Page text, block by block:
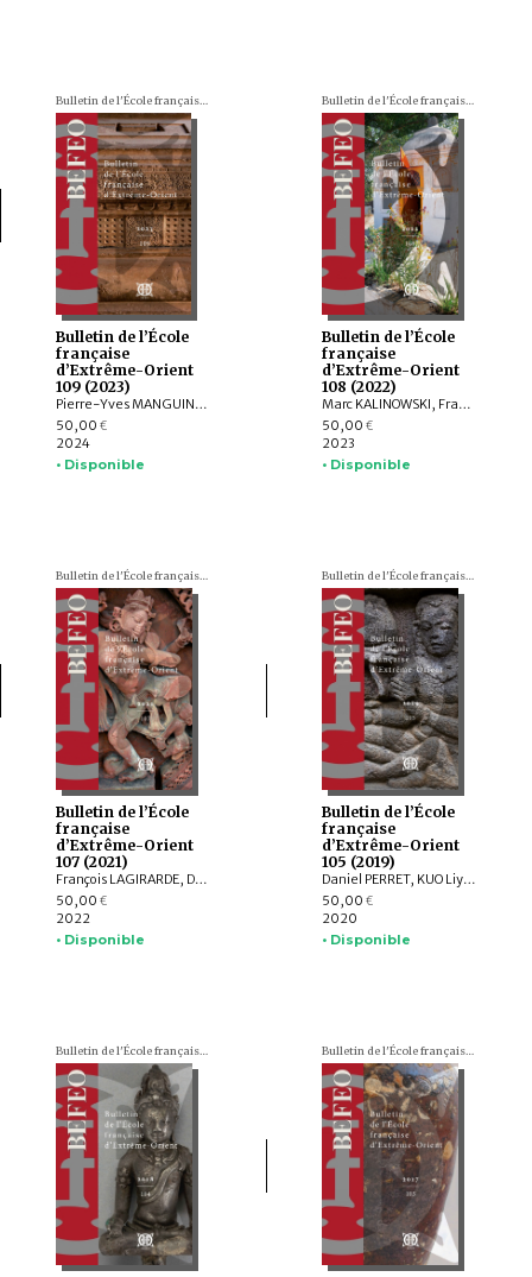
Bulletin de l'École française d'Extrême-Orient (BEFEO)
Bulletin de l’École
française
d’Extrême-Orient
109 (2023)
Pierre-Yves MANGUIN, Philippe PAPIN, Jean-Luc CHEVILLARD, Olivier de BERNON, François LAGIRARDE, Jiří JÁKL, Bertrand PORTE, Michel ANTELME, Volker GRABOWSKY, Thissana WEERAKIETSOONTORN, Raphaël MALANGIN, Nicolas SIMON, Peera PANARUT, Muhlis HADRAWI, Campbell MACKNIGHT, Kathryn WELLEN, Santi PAKDEEKHAM, HIEP Chan Vicheth
50,00 €
2024
• Disponible
Bulletin de l'École française d'Extrême-Orient (BEFEO)
Bulletin de l’École
française
d’Extrême-Orient
108 (2022)
Marc KALINOWSKI, François LACHAUD, Arlo GRIFFITHS, Titi Surti NASTITI, Xavier HERMAND, EKO BASTIAWAN, Cuong T. MAI, QIAN Shenghua, Benjamin DANIELS
50,00 €
2023
• Disponible
Bulletin de l'École française d'Extrême-Orient (BEFEO)
Bulletin de l’École
française
d’Extrême-Orient
107 (2021)
François LAGIRARDE, Dominic GOODALL, Louis GABAUDE, Nicolas REVIRE, Bruno DAGENS, Andrea ACRI, Franciscus VERELLEN, Allan G. GRAPARD, Johan LEVILLAIN, Hans T. BAKKER, ZHANG Zhaoyang, Javier SCHNAKE, Thissana WEERAKIETSOONTORN
50,00 €
2022
• Disponible
Bulletin de l'École française d'Extrême-Orient (BEFEO)
Bulletin de l’École
française
d’Extrême-Orient
105 (2019)
Daniel PERRET, KUO Liying, Andrew HARDY, Frédéric GIRARD, Jiří JÁKL, Pauline SEBILLAUD, LIU Xiaoxi, AGUSTIJANTO INDRAJAYA, Véronique DEGROOT, Franciscus VERELLEN, Nicolas CANE, INDUNG PANCA PUTRA, ARY SETYASTUTI, SUBAGYO PRAMUMIJOYO, AGNI SESARIA MOCHTAR, Patrick DALY, Edmund EDWARDS MCKINNON, R. Michael FEENER, TAI YEW SENG , ARDIANSYAH , Andrew PARNELL, NIZAMUDDIN , Nazli ISMAIL, Kerry SIEH, Jedrzej MAJEWSKI, Max DEEG, Elizabeth BERGER, HOU Kan, SUKAWATI SUSETYO, MOHD. SHERMAN BIN SAUFFI
50,00 €
2020
• Disponible
Bulletin de l'École française d'Extrême-Orient (BEFEO) Bulletin de l'École française d'Extrême-Orient (BEFEO)